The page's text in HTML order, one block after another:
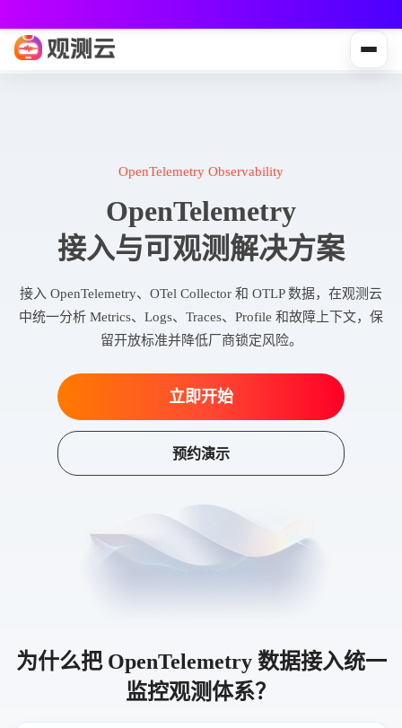
专为中小团队与个人开发者设计，立享强大可观测能力
OpenTelemetry Observability
OpenTelemetry
接入与可观测解决方案
接入 OpenTelemetry、OTel Collector 和 OTLP 数据，在观测云
中统一分析 Metrics、Logs、Traces、Profile 和故障上下文，保
留开放标准并降低厂商锁定风险。
立即开始
预约演示
为什么把 OpenTelemetry 数据接入统一
监控观测体系？